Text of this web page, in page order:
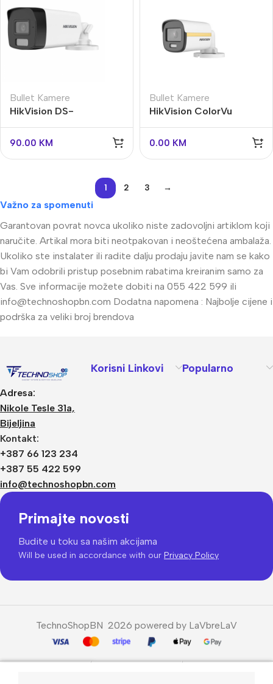
Bullet Kamere
HikVision DS-
90.00 KM
Bullet Kamere
HikVision ColorVu
2CE10DF3T-FS sa
0.00 KM
1 2 3 →
Važno za spomenuti
Garantovan povrat novca ukoliko niste zadovoljni artiklom koji
naručite. Artikal mora biti neotpakovan i neoštećena ambalaža.
Ukoliko ste instalater ili radite dalju prodaju javite nam se kako
bi Vam odobrili pristup posebnim rabatima kreiranim samo za
Vas. Sve informacije možete dobiti na 055 422 599 ili
info@technoshopbn.com Dodatna napomena : Najbolje cijene i
podrška za veliki broj brendova
Adresa:
Nikole Tesle 31a,
Bijeljina
Kontakt:
+387 66 123 234
+387 55 422 599
info@technoshopbn.com
Korisni Linkovi Popularno
Primajte novosti
Budite u toku sa našim akcijama
Will be used in accordance with our Privacy Policy
TechnoShopBN 2026 powered by LaVbreLaV